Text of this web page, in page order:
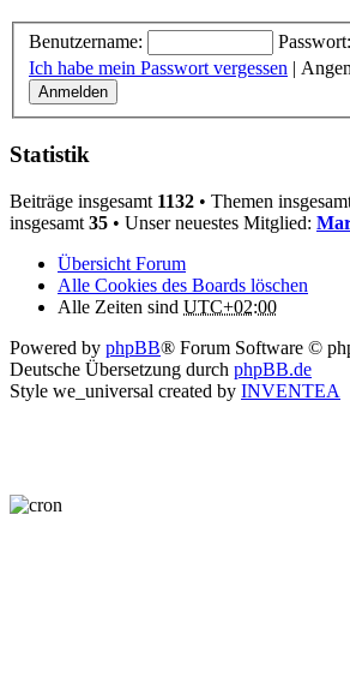
Benutzername:
Passwort:
Ich habe mein Passwort vergessen
Statistik
Beiträge insgesamt 1132 • Themen
insgesamt 35 • Unser neuestes Mitglied:
Übersicht Forum
Alle Cookies des Boards löschen
Alle Zeiten sind UTC+02:00
Powered by phpBB® Forum Software ©
Deutsche Übersetzung durch phpBB.de
Style we_universal created by INVENTEA